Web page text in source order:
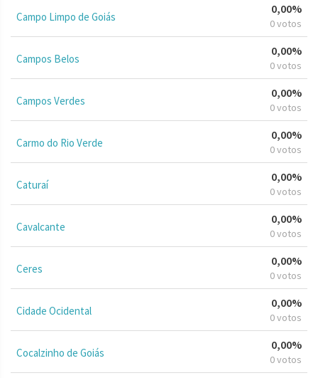
Campo Limpo de Goiás
0,00%
0 votos
Campos Belos
0,00%
0 votos
Campos Verdes
0,00%
0 votos
Carmo do Rio Verde
0,00%
0 votos
Caturaí
0,00%
0 votos
Cavalcante
0,00%
0 votos
Ceres
0,00%
0 votos
Cidade Ocidental
0,00%
0 votos
Cocalzinho de Goiás
0,00%
0 votos